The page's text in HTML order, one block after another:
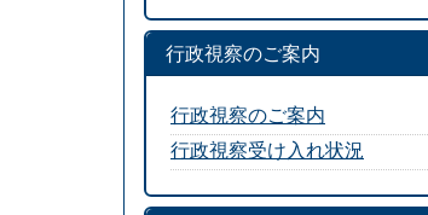
行政視察のご案内
行政視察のご案内
行政視察受け入れ状況